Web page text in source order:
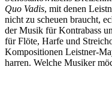
Quo Vadis, mit denen
nicht zu scheuen braucht,
der Musik für Kontrabass
für Flöte, Harfe und
Kompositionen Leistner-
harren. Welche Musiker